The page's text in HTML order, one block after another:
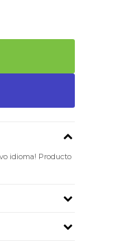
idioma! Producto